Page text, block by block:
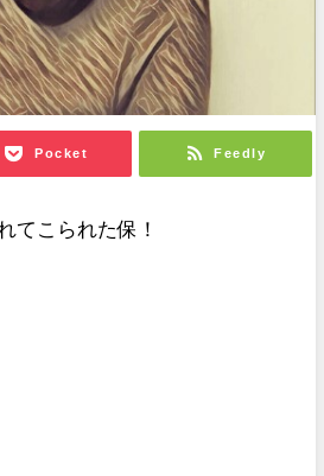
Pocket Feedly
てこられた保！